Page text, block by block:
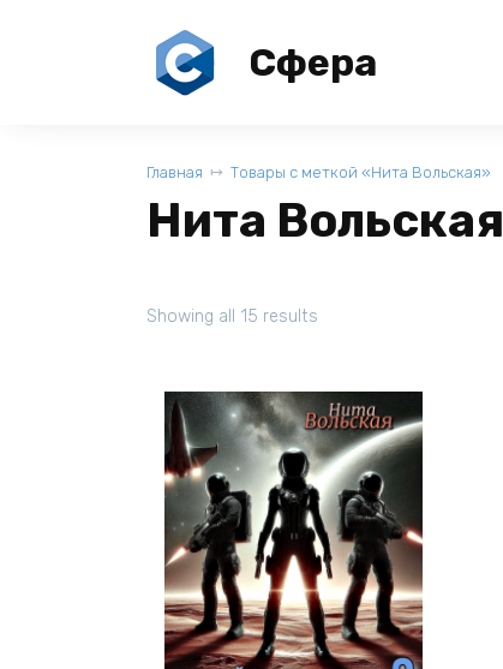
Сфера
Главная Товары с меткой «Нита Вольская»
Нита Вольская
Showing all 15 results